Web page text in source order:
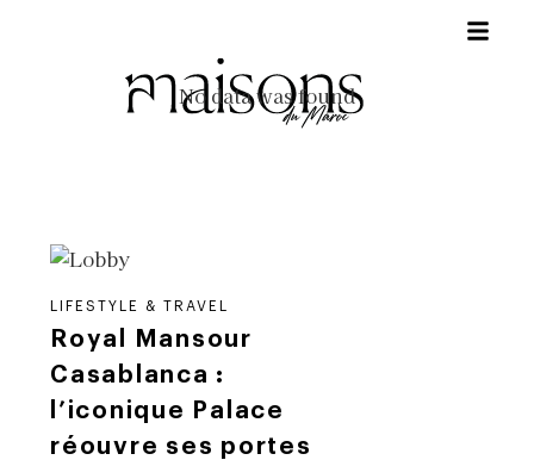
No data was found
LIFESTYLE & TRAVEL
Royal Mansour
Casablanca :
l’iconique Palace
réouvre ses portes